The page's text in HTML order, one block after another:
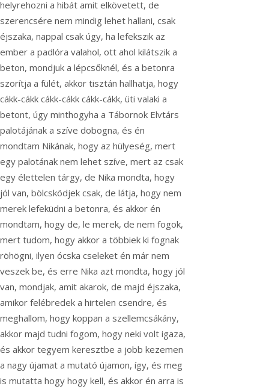
helyrehozni a hibát amit elkövetett, de
szerencsére nem mindig lehet hallani, csak
éjszaka, nappal csak úgy, ha lefekszik az
ember a padlóra valahol, ott ahol kilátszik a
beton, mondjuk a lépcsőknél, és a betonra
szorítja a fülét, akkor tisztán hallhatja, hogy
cákk-cákk cákk-cákk cákk-cákk, üti valaki a
betont, úgy minthogyha a Tábornok Elvtárs
palotájának a szíve dobogna, és én
mondtam Nikának, hogy az hülyeség, mert
egy palotának nem lehet szíve, mert az csak
egy élettelen tárgy, de Nika mondta, hogy
jól van, bölcsködjek csak, de látja, hogy nem
merek lefeküdni a betonra, és akkor én
mondtam, hogy de, le merek, de nem fogok,
mert tudom, hogy akkor a többiek ki fognak
röhögni, ilyen ócska cseleket én már nem
veszek be, és erre Nika azt mondta, hogy jól
van, mondjak, amit akarok, de majd éjszaka,
amikor felébredek a hirtelen csendre, és
meghallom, hogy koppan a szellemcsákány,
akkor majd tudni fogom, hogy neki volt igaza,
és akkor tegyem keresztbe a jobb kezemen
a nagy újamat a mutató újamon, így, és meg
is mutatta hogy hogy kell, és akkor én arra is